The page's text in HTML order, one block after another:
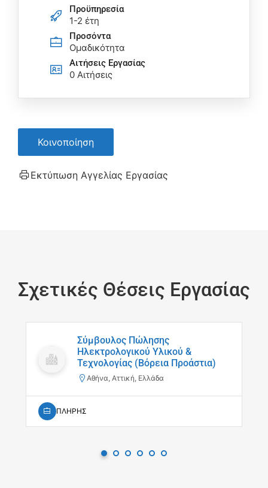
Προϋπηρεσία
1-2 έτη
Προσόντα
Ομαδικότητα
Αιτήσεις Eργασίας
0 Αιτήσεις
Κοινοποίηση
Εκτύπωση Αγγελίας Εργασίας
Σχετικές Θέσεις Εργασίας
Σύμβουλος Πώλησης
Ηλεκτρολογικού Υλικού &
Τεχνολογίας (Βόρεια Προάστια)
Αθήνα, Αττική, Ελλάδα
ΠΛΗΡΗΣ